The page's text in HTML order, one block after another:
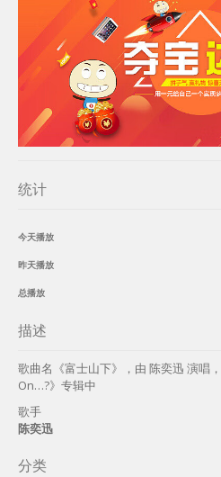
统计
今天播放
昨天播放
总播放
描述
歌曲名《富士山下》，由 陈奕迅 演唱
On…?》专辑中
歌手
陈奕迅
分类